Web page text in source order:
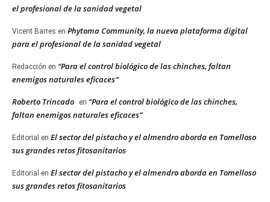
el profesional de la sanidad vegetal
Vicent Barres en Phytoma Community, la nueva plataforma digital
para el profesional de la sanidad vegetal
Redacción en “Para el control biológico de las chinches, faltan
enemigos naturales eficaces”
Roberto Trincado en “Para el control biológico de las chinches,
faltan enemigos naturales eficaces”
Editorial en El sector del pistacho y el almendro aborda en Tomelloso
sus grandes retos fitosanitarios
Editorial en El sector del pistacho y el almendro aborda en Tomelloso
sus grandes retos fitosanitarios